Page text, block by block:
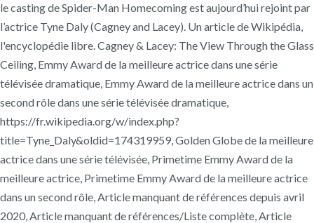
le casting de Spider-Man Homecoming est aujourd’hui rejoint par
l’actrice Tyne Daly (Cagney and Lacey). Un article de Wikipédia,
l'encyclopédie libre. Cagney & Lacey: The View Through the Glass
Ceiling, Emmy Award de la meilleure actrice dans une série
télévisée dramatique, Emmy Award de la meilleure actrice dans un
second rôle dans une série télévisée dramatique,
https://fr.wikipedia.org/w/index.php?
title=Tyne_Daly&oldid=174319959, Golden Globe de la meilleure
actrice dans une série télévisée, Primetime Emmy Award de la
meilleure actrice, Primetime Emmy Award de la meilleure actrice
dans un second rôle, Article manquant de références depuis avril
2020, Article manquant de références/Liste complète, Article